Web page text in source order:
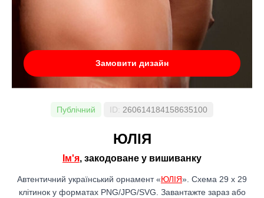
Замовити дизайн
Публічний ID: 260614184158635100
ЮЛІЯ
Ім'я, закодоване у вишиванку
Автентичний український орнамент «ЮЛІЯ». Схема 29 x 29
клітинок у форматах PNG/JPG/SVG. Завантажте зараз або